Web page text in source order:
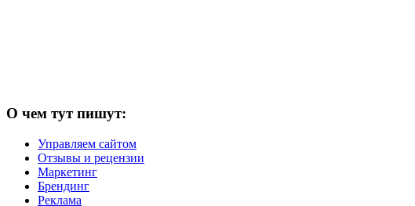
О чем тут пишут:
Управляем сайтом
Отзывы и рецензии
Маркетинг
Брендинг
Реклама